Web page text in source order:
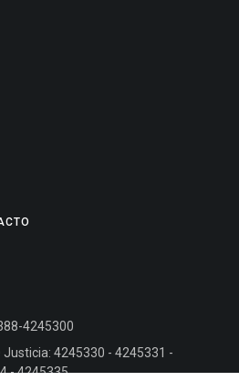
4245300
4245330 - 4245331 -
- 4245335